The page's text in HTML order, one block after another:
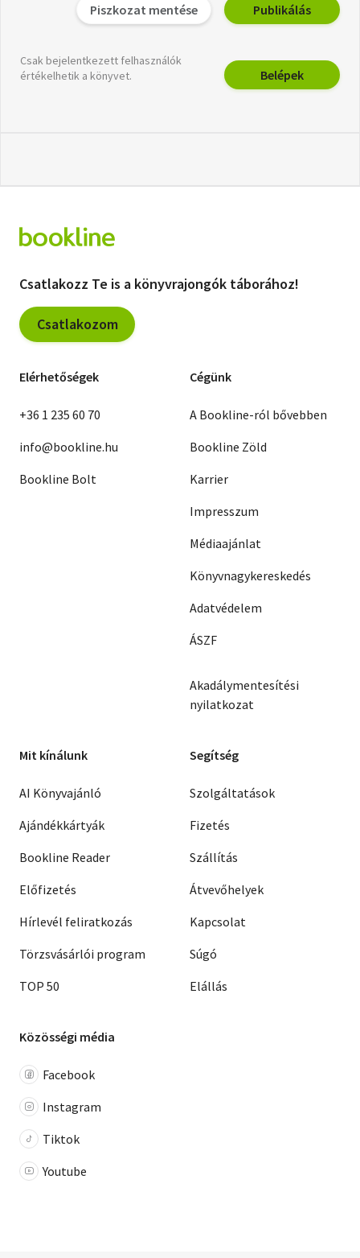
Piszkozat mentése Publikálás
Csak bejelentkezett felhasználók
értékelhetik a könyvet.
Belépek
Csatlakozz Te is a könyvrajongók táborához!
Csatlakozom
Elérhetőségek
+36 1 235 60 70
info@bookline.hu
Bookline Bolt
Cégünk
A Bookline-ról bővebben
Bookline Zöld
Karrier
Impresszum
Médiaajánlat
Könyvnagykereskedés
Adatvédelem
ÁSZF
Akadálymentesítési
nyilatkozat
Mit kínálunk
AI Könyvajánló
Ajándékkártyák
Bookline Reader
Előfizetés
Hírlevél feliratkozás
Törzsvásárlói program
TOP 50
Segítség
Szolgáltatások
Fizetés
Szállítás
Átvevőhelyek
Kapcsolat
Súgó
Elállás
Közösségi média
Facebook
Instagram
Tiktok
Youtube